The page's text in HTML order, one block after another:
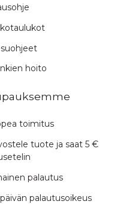
hoito
toimitus
tuote ja saat 5 €
palautus
palautusoikeus